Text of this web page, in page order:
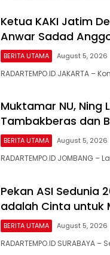
Ketua KAKI Jatim
Anwar Sadad
BERITA UTAMA August 5, 2026
RADARTEMPO.ID JAKARTA –
Muktamar NU, Ning
Tambakberas dan
BERITA UTAMA August 5, 2026
RADARTEMPO.ID JOMBANG
Pekan ASI Sedunia
adalah Cinta untuk
BERITA UTAMA August 5, 2026
RADARTEMPO.ID